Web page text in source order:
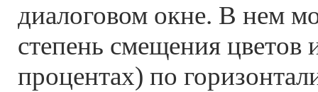
диалоговом окне. В нем
степень смещения цветов
процентах) по